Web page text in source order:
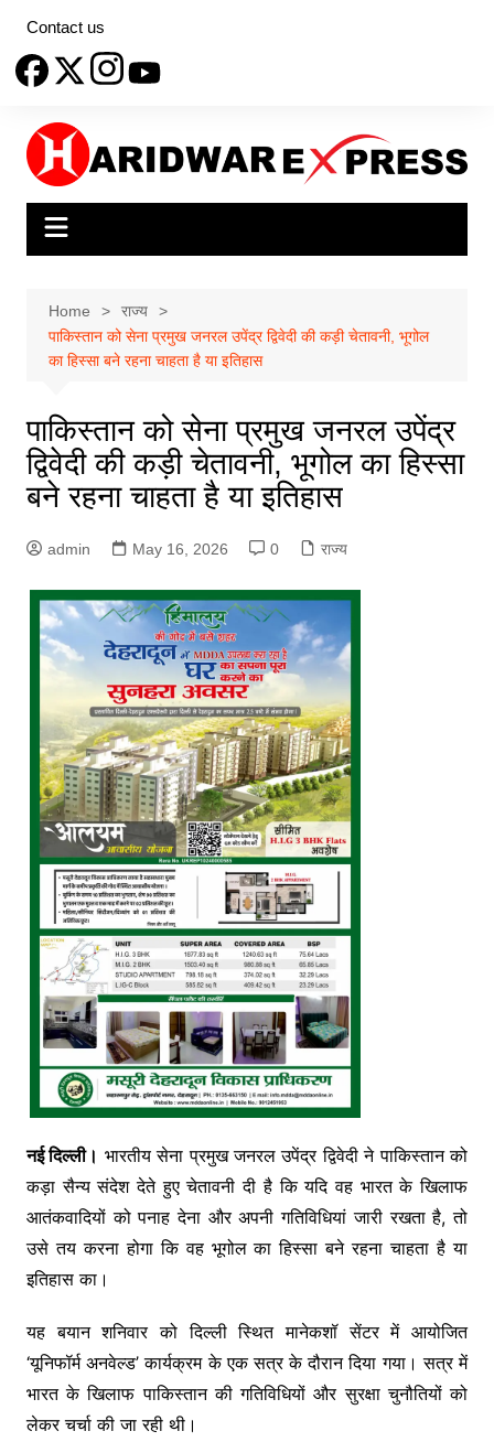
content
Contact us
Home
राज्य
पाकिस्तान को सेना प्रमुख जनरल उपेंद्र द्विवेदी की कड़ी चेतावनी, भूगोल
का हिस्सा बने रहना चाहता है या इतिहास
पाकिस्तान को सेना प्रमुख जनरल उपेंद्र
द्विवेदी की कड़ी चेतावनी, भूगोल का हिस्सा
बने रहना चाहता है या इतिहास
admin May 16, 2026 0 राज्य
नई दिल्ली। भारतीय सेना प्रमुख जनरल उपेंद्र द्विवेदी ने पाकिस्तान को
कड़ा सैन्य संदेश देते हुए चेतावनी दी है कि यदि वह भारत के खिलाफ
आतंकवादियों को पनाह देना और अपनी गतिविधियां जारी रखता है, तो
उसे तय करना होगा कि वह भूगोल का हिस्सा बने रहना चाहता है या
इतिहास का।
यह बयान शनिवार को दिल्ली स्थित मानेकशॉ सेंटर में आयोजित
‘यूनिफॉर्म अनवेल्ड’ कार्यक्रम के एक सत्र के दौरान दिया गया। सत्र में
भारत के खिलाफ पाकिस्तान की गतिविधियों और सुरक्षा चुनौतियों को
लेकर चर्चा की जा रही थी।